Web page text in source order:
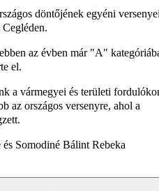
döntőjének egyéni
az évben már "A"
el.
a vármegyei és területi
az országos versenyre, ahol a
Somodiné Bálint Rebeka